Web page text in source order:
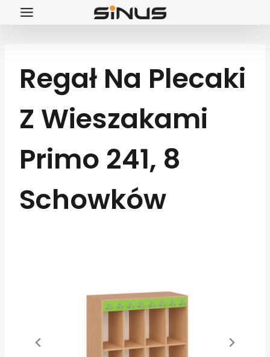
Przejdź
Regał Na Plecaki
Z Wieszakami
Primo 241, 8
Schowków